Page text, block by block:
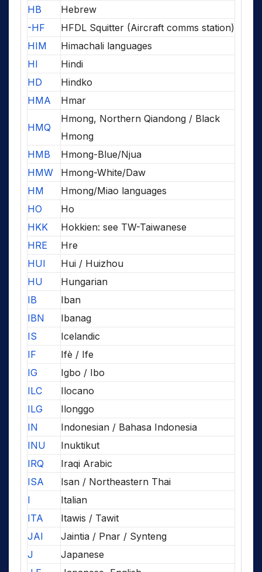
HB
Hebrew
-HF
HFDL Squitter (Aircraft comms station)
HIM
Himachali languages
HI
Hindi
HD
Hindko
HMA
Hmar
HMQ
Hmong, Northern Qiandong / Black
Hmong
HMB
Hmong-Blue/Njua
HMW
Hmong-White/Daw
HM
Hmong/Miao languages
HO
Ho
HKK
Hokkien: see TW-Taiwanese
HRE
Hre
HUI
Hui / Huizhou
HU
Hungarian
IB
Iban
IBN
Ibanag
IS
Icelandic
IF
Ifè / Ife
IG
Igbo / Ibo
ILC
Ilocano
ILG
Ilonggo
IN
Indonesian / Bahasa Indonesia
INU
Inuktikut
IRQ
Iraqi Arabic
ISA
Isan / Northeastern Thai
I
Italian
ITA
Itawis / Tawit
JAI
Jaintia / Pnar / Synteng
J
Japanese